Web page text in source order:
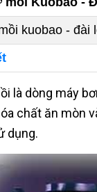
kuobao - đài
là dòng máy
chất ăn mòn
dụng.